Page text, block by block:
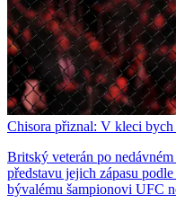
Chisora přiznal: V kleci bych
Britský veterán po
představu jejich zápasu
bývalému šampionovi UFC